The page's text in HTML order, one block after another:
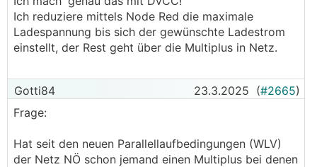
Ich reduziere mittels Node Red die maximale
Ladespannung bis sich der gewünschte Ladestrom
einstellt, der Rest geht über die Multiplus in Netz.
Gotti84 23.3.2025 (#2665)
Frage:
Hat seit den neuen Parallellaufbedingungen (WLV)
der Netz NÖ schon jemand einen Multiplus bei denen